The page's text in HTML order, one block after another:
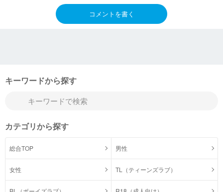
コメントを書く
キーワードから探す
カテゴリから探す
総合TOP 男性
女性 TL（ティーンズラブ）